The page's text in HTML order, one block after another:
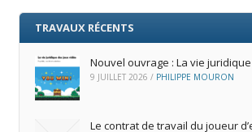
TRAVAUX RÉCENTS
Nouvel ouvrage : La vie
9 JUILLET 2026 / PHILIPPE MOURON
Le contrat de travail du joueur